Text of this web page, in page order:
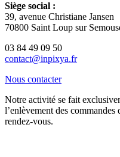
Siège social :
39, avenue Christiane Jansen
70800 Saint Loup sur
03 84 49 09 50
contact@inpixya.fr
Nous contacter
Notre activité se fait
l’enlèvement des commandes
rendez-vous.